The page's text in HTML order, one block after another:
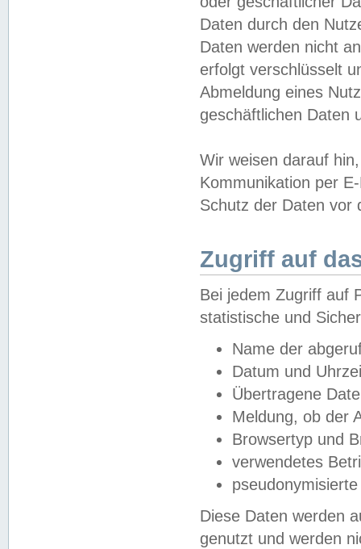
Daten durch den
Daten werden nicht
erfolgt verschlüsselt
Abmeldung eines
geschäftlichen Daten
Wir weisen darauf
Kommunikation per
Schutz der Daten vor
Zugriff auf
Bei jedem Zugriff auf
statistische und
Name der
Datum und
Übertragene
Meldung, ob der
Browsertyp und
verwendetes
Diese Daten werden
genutzt und werden